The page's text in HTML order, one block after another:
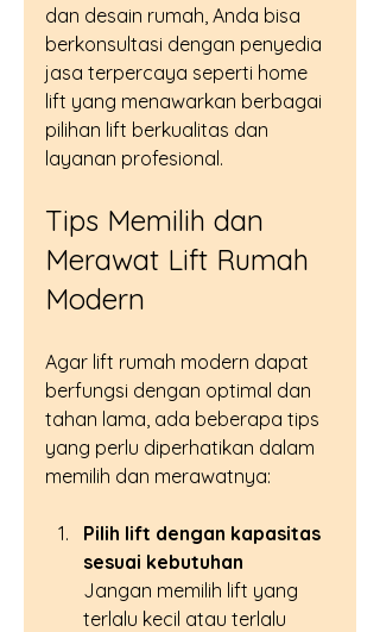
dan desain rumah, Anda bisa
berkonsultasi dengan penyedia
jasa terpercaya seperti home
lift yang menawarkan berbagai
pilihan lift berkualitas dan
layanan profesional.
Tips Memilih dan
Merawat Lift Rumah
Modern
Agar lift rumah modern dapat
berfungsi dengan optimal dan
tahan lama, ada beberapa tips
yang perlu diperhatikan dalam
memilih dan merawatnya:
Pilih lift dengan kapasitas
sesuai kebutuhan
Jangan memilih lift yang
terlalu kecil atau terlalu